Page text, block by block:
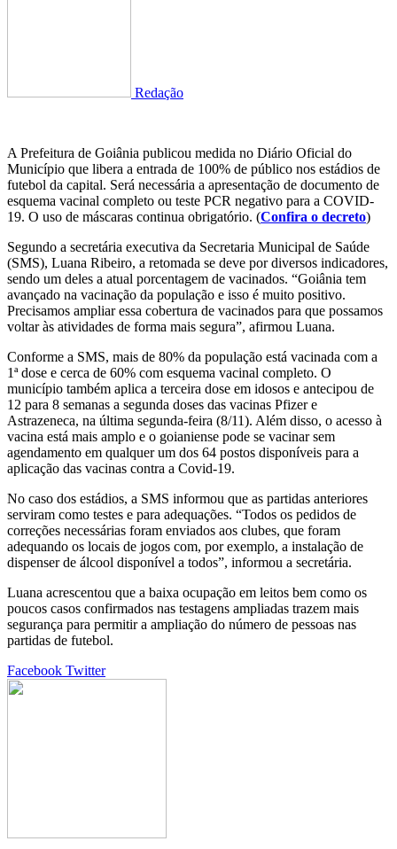
Redação
A Prefeitura de Goiânia publicou medida no Diário Oficial do
Município que libera a entrada de 100% de público nos estádios de
futebol da capital. Será necessária a apresentação de documento de
esquema vacinal completo ou teste PCR negativo para a COVID-
19. O uso de máscaras continua obrigatório. (Confira o decreto)
Segundo a secretária executiva da Secretaria Municipal de Saúde
(SMS), Luana Ribeiro, a retomada se deve por diversos indicadores,
sendo um deles a atual porcentagem de vacinados. “Goiânia tem
avançado na vacinação da população e isso é muito positivo.
Precisamos ampliar essa cobertura de vacinados para que possamos
voltar às atividades de forma mais segura”, afirmou Luana.
Conforme a SMS, mais de 80% da população está vacinada com a
1ª dose e cerca de 60% com esquema vacinal completo. O
município também aplica a terceira dose em idosos e antecipou de
12 para 8 semanas a segunda doses das vacinas Pfizer e
Astrazeneca, na última segunda-feira (8/11). Além disso, o acesso à
vacina está mais amplo e o goianiense pode se vacinar sem
agendamento em qualquer um dos 64 postos disponíveis para a
aplicação das vacinas contra a Covid-19.
No caso dos estádios, a SMS informou que as partidas anteriores
serviram como testes e para adequações. “Todos os pedidos de
correções necessárias foram enviados aos clubes, que foram
adequando os locais de jogos com, por exemplo, a instalação de
dispenser de álcool disponível a todos”, informou a secretária.
Luana acrescentou que a baixa ocupação em leitos bem como os
poucos casos confirmados nas testagens ampliadas trazem mais
segurança para permitir a ampliação do número de pessoas nas
partidas de futebol.
Facebook TwitterGoogle+
LinkedIn
StumbleUpon
Tumblr
Pinterest
Reddit
VKontakte
Share
Print